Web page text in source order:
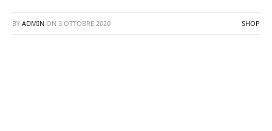
BY ADMIN ON 3 OTTOBRE 2020 SHOP